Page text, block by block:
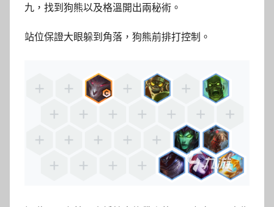
九，找到狗熊以及格溫開出兩秘術。
站位保證大眼躲到角落，狗熊前排打控制。